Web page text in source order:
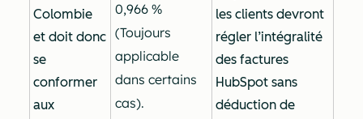
Colombie
et doit donc
se
conformer
aux
0,966 %
(Toujours
applicable
dans certains
cas).
les clients devront
régler l’intégralité
des factures
HubSpot sans
déduction de